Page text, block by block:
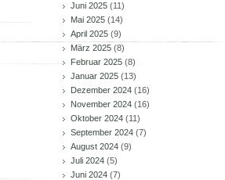
Juni 2025 (11)
Mai 2025 (14)
April 2025 (9)
März 2025 (8)
Februar 2025 (8)
Januar 2025 (13)
Dezember 2024 (16)
November 2024 (16)
Oktober 2024 (11)
September 2024 (7)
August 2024 (9)
Juli 2024 (5)
Juni 2024 (7)